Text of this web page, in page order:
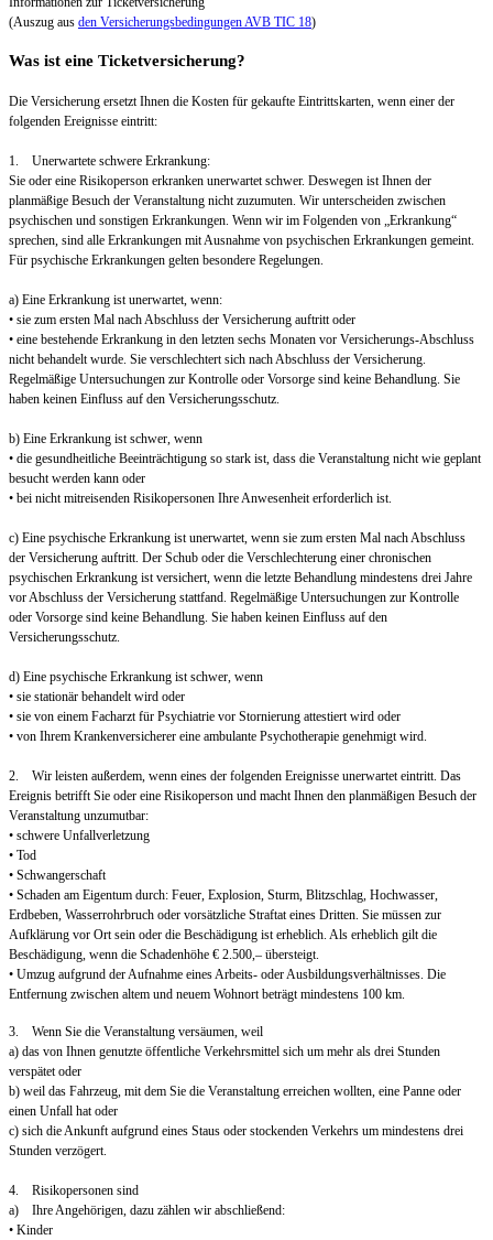
(Auszug aus den Versicherungsbedingungen AVB TIC 18)
Was ist eine Ticketversicherung?
Die Versicherung ersetzt Ihnen die Kosten für gekaufte Eintrittskarten, wenn einer der
folgenden Ereignisse eintritt:
1. Unerwartete schwere Erkrankung:
Sie oder eine Risikoperson erkranken unerwartet schwer. Deswegen ist Ihnen der
planmäßige Besuch der Veranstaltung nicht zuzumuten. Wir unterscheiden zwischen
psychischen und sonstigen Erkrankungen. Wenn wir im Folgenden von „Erkrankung“
sprechen, sind alle Erkrankungen mit Ausnahme von psychischen Erkrankungen gemeint.
Für psychische Erkrankungen gelten besondere Regelungen.
a) Eine Erkrankung ist unerwartet, wenn:
• sie zum ersten Mal nach Abschluss der Versicherung auftritt oder
• eine bestehende Erkrankung in den letzten sechs Monaten vor Versicherungs-Abschluss
nicht behandelt wurde. Sie verschlechtert sich nach Abschluss der Versicherung.
Regelmäßige Untersuchungen zur Kontrolle oder Vorsorge sind keine Behandlung. Sie
haben keinen Einfluss auf den Versicherungsschutz.
b) Eine Erkrankung ist schwer, wenn
• die gesundheitliche Beeinträchtigung so stark ist, dass die Veranstaltung nicht wie geplant
besucht werden kann oder
• bei nicht mitreisenden Risikopersonen Ihre Anwesenheit erforderlich ist.
c) Eine psychische Erkrankung ist unerwartet, wenn sie zum ersten Mal nach Abschluss
der Versicherung auftritt. Der Schub oder die Verschlechterung einer chronischen
psychischen Erkrankung ist versichert, wenn die letzte Behandlung mindestens drei Jahre
vor Abschluss der Versicherung stattfand. Regelmäßige Untersuchungen zur Kontrolle
oder Vorsorge sind keine Behandlung. Sie haben keinen Einfluss auf den
Versicherungsschutz.
d) Eine psychische Erkrankung ist schwer, wenn
• sie stationär behandelt wird oder
• sie von einem Facharzt für Psychiatrie vor Stornierung attestiert wird oder
• von Ihrem Krankenversicherer eine ambulante Psychotherapie genehmigt wird.
2. Wir leisten außerdem, wenn eines der folgenden Ereignisse unerwartet eintritt. Das
Ereignis betrifft Sie oder eine Risikoperson und macht Ihnen den planmäßigen Besuch der
Veranstaltung unzumutbar:
• schwere Unfallverletzung
• Tod
• Schwangerschaft
• Schaden am Eigentum durch: Feuer, Explosion, Sturm, Blitzschlag, Hochwasser,
Erdbeben, Wasserrohrbruch oder vorsätzliche Straftat eines Dritten. Sie müssen zur
Aufklärung vor Ort sein oder die Beschädigung ist erheblich. Als erheblich gilt die
Beschädigung, wenn die Schadenhöhe € 2.500,– übersteigt.
• Umzug aufgrund der Aufnahme eines Arbeits- oder Ausbildungsverhältnisses. Die
Entfernung zwischen altem und neuem Wohnort beträgt mindestens 100 km.
3. Wenn Sie die Veranstaltung versäumen, weil
a) das von Ihnen genutzte öffentliche Verkehrsmittel sich um mehr als drei Stunden
verspätet oder
b) weil das Fahrzeug, mit dem Sie die Veranstaltung erreichen wollten, eine Panne oder
einen Unfall hat oder
c) sich die Ankunft aufgrund eines Staus oder stockenden Verkehrs um mindestens drei
Stunden verzögert.
4. Risikopersonen sind
a) Ihre Angehörigen, dazu zählen wir abschließend:
• Kinder